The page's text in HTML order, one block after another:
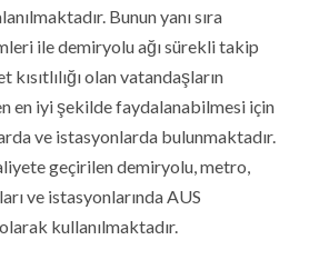
Bunun yanı sıra
ile demiryolu ağı sürekli takip
olan vatandaşların
en iyi şekilde faydalanabilmesi için
ve istasyonlarda bulunmaktadır.
geçirilen demiryolu, metro,
ve istasyonlarında AUS
kullanılmaktadır.